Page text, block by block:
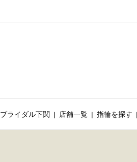
ブライダル下関 店舗一覧 指輪を探す